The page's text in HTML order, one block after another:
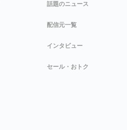
話題のニュース
配信元一覧
インタビュー
セール・おトク